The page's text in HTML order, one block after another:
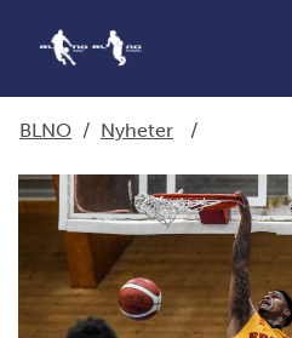
BLNO / Nyheter /